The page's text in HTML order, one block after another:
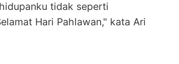
tidak seperti
Hari Pahlawan," kata Ari